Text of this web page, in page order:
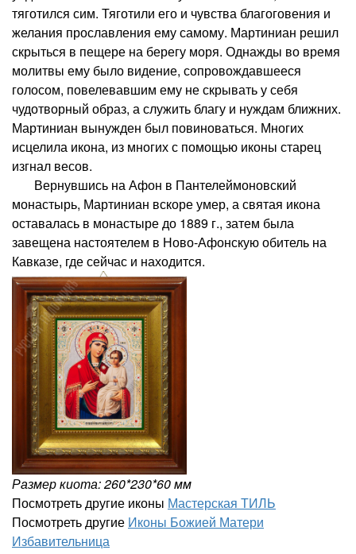
тяготился сим. Тяготили его и чувства благоговения и
желания прославления ему самому. Мартиниан решил
скрыться в пещере на берегу моря. Однажды во время
молитвы ему было видение, сопровождавшееся
голосом, повелевавшим ему не скрывать у себя
чудотворный образ, а служить благу и нуждам ближних.
Мартиниан вынужден был повиноваться. Многих
исцелила икона, из многих с помощью иконы старец
изгнал весов.
Вернувшись на Афон в Пантелеймоновский
монастырь, Мартиниан вскоре умер, а святая икона
оставалась в монастыре до 1889 г., затем была
завещена настоятелем в Ново-Афонскую обитель на
Кавказе, где сейчас и находится.
Размер киота: 260*230*60 мм
Посмотреть другие иконы Мастерская ТИЛЬ
Посмотреть другие Иконы Божией Матери
Избавительница